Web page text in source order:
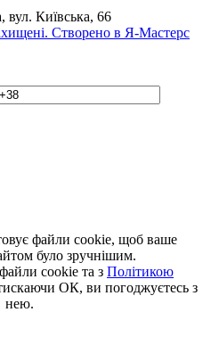
вул. Київська, 66
Створено в Я-Мастерс
файли cookie, щоб ваше
було зручнішим.
cookie та з Політикою
ОК, ви погоджуєтесь з
нею.